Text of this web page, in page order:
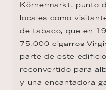
Körnermarkt, punto
locales como
de tabaco, que en
75.000 cigarros
parte de este
reconvertido para
y una encantadora